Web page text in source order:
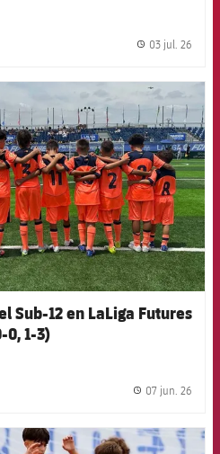
03 jul. 26
FCB Barcelona badge
Sub-12 en LaLiga Futures
0, 1-3)
07 jun. 26
FCB Barcelona badge